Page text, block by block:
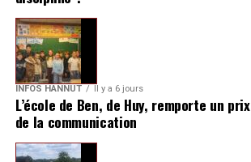
INFOS HANNUT Il y a 6 jours
L’école de Ben, de Huy, remporte un prix
de la communication